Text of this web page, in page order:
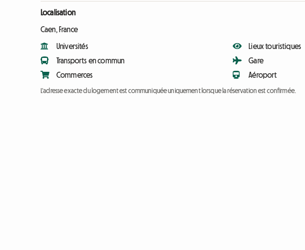
Localisation
Caen, France
Universités
Transports en commun
Commerces
Lieux touristiques
Gare
Aéroport
L'adresse exacte du logement est communiquée uniquement lorsque la réservation est confirmée.